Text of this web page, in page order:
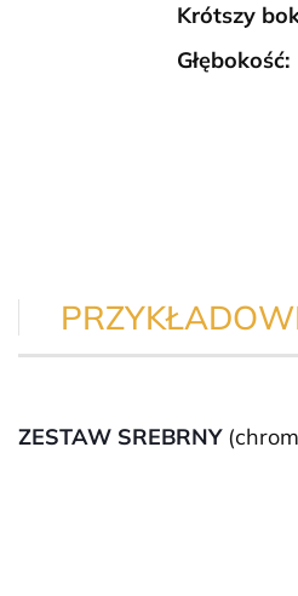
Krótszy
Głębokość:
ZESTAW SREBRNY